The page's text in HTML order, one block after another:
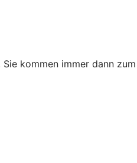
kommen immer dann